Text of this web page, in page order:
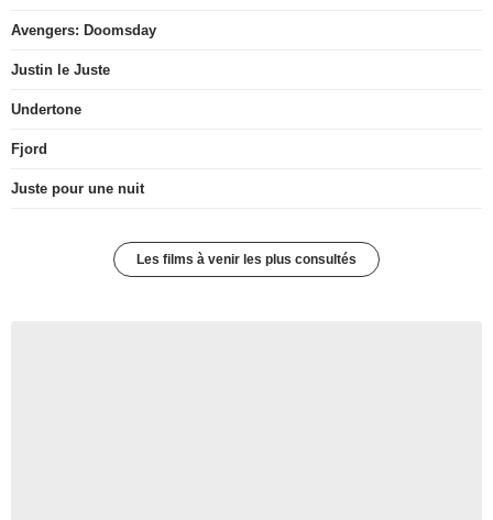
Avengers: Doomsday
Justin le Juste
Undertone
Fjord
Juste pour une nuit
Les films à venir les plus consultés